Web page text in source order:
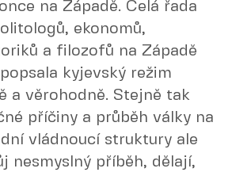
na Západě. Celá řada
ekonomů,
a filozofů na Západě
kyjevský režim
a věrohodně. Stejně tak
příčiny a průběh války na
vládnoucí struktury ale
nesmyslný příběh, dělají,